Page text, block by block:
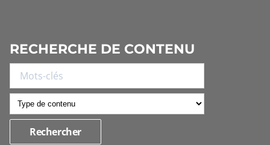
RECHERCHE DE CONTENU